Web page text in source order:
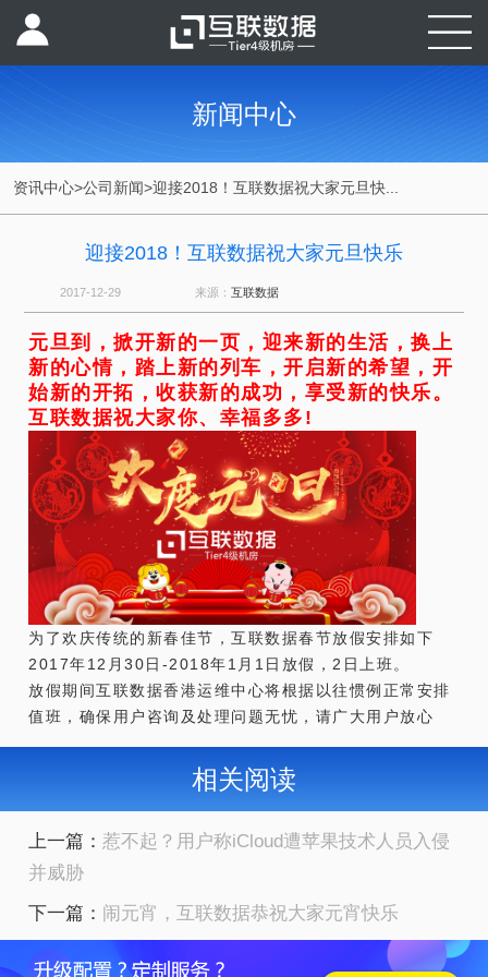
新闻中心
资讯中心>公司新闻>迎接2018！互联数据祝大家元旦快...
迎接2018！互联数据祝大家元旦快乐
2017-12-29 来源： 互联数据
元旦到，掀开新的一页，迎来新的生活，换上
新的心情，踏上新的列车，开启新的希望，开
始新的开拓，收获新的成功，享受新的快乐。
互联数据祝大家你、幸福多多!
为了欢庆传统的新春佳节，互联数据春节放假安排如下
2017年12月30日-2018年1月1日放假 ，2日上班。
放假期间互联数据香港运维中心将根据以往惯例正常安排
值班，确保用户咨询及处理问题无忧，请广大用户放心
相关阅读
上一篇：惹不起？用户称iCloud遭苹果技术人员入侵
并威胁
下一篇： 闹元宵，互联数据恭祝大家元宵快乐